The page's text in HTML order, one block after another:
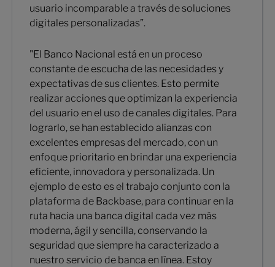
usuario incomparable a través de soluciones
digitales personalizadas”.
"El Banco Nacional está en un proceso
constante de escucha de las necesidades y
expectativas de sus clientes. Esto permite
realizar acciones que optimizan la experiencia
del usuario en el uso de canales digitales. Para
lograrlo, se han establecido alianzas con
excelentes empresas del mercado, con un
enfoque prioritario en brindar una experiencia
eficiente, innovadora y personalizada. Un
ejemplo de esto es el trabajo conjunto con la
plataforma de Backbase, para continuar en la
ruta hacia una banca digital cada vez más
moderna, ágil y sencilla, conservando la
seguridad que siempre ha caracterizado a
nuestro servicio de banca en línea. Estoy